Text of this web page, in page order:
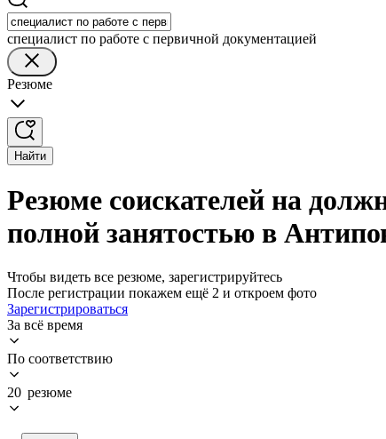
специалист по работе с первичной документацией
Резюме
Найти
Резюме соискателей на
полной занятостью в
Чтобы видеть все резюме, зарегистрируйтесь
После регистрации покажем ещё 2 и откроем фото
Зарегистрироваться
За всё время
По соответствию
20 резюме